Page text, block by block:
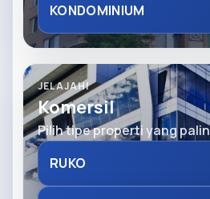
KONDOMINIUM
JELAJAHI
Komersil
Pilih tipe properti yang
RUKO